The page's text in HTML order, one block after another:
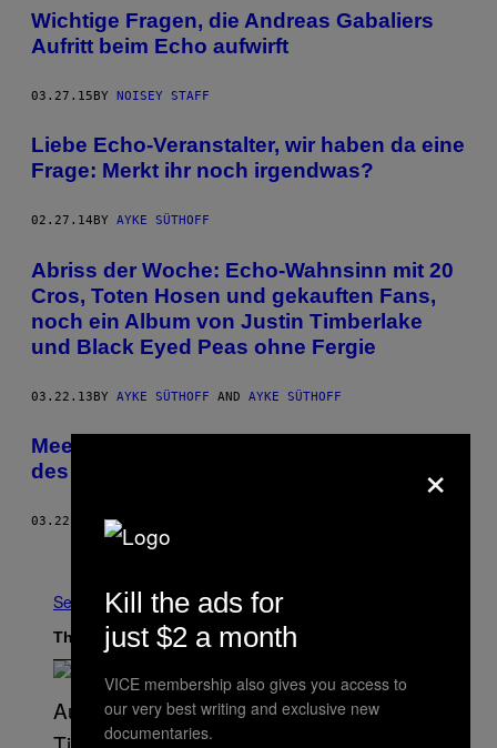
Wichtige Fragen, die Andreas Gabaliers
Aufritt beim Echo aufwirft
03.27.15BY NOISEY STAFF
Liebe Echo-Veranstalter, wir haben da eine
Frage: Merkt ihr noch irgendwas?
02.27.14 BY AYKE SÜTHOFF
Abriss der Woche: Echo-Wahnsinn mit 20
Cros, Toten Hosen und gekauften Fans,
noch ein Album von Justin Timberlake
und Black Eyed Peas ohne Fergie
03.22.13BY AYKE SÜTHOFF AND AYKE SÜTHOFF
Meet and Greet mit Frei.Wild vor den Toren
des Echos
03.22.13 BYTONI LUKIC; FOTOS: NIKITA KAKOWSKI
See All
The Latest
×
Kill the ads for
just $2 a month
VICE membership also gives you access to
our very best writing and exclusive new
documentaries.